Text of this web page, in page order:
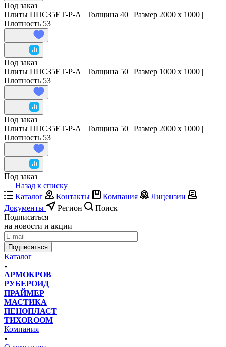
Под заказ
Плиты ППС35ЕТ-Р-А | Толщина 40 | Размер 2000 x 1000 |
Плотность 53
Под заказ
Плиты ППС35ЕТ-Р-А | Толщина 50 | Размер 1000 x 1000 |
Плотность 53
Под заказ
Плиты ППС35ЕТ-Р-А | Толщина 50 | Размер 2000 x 1000 |
Плотность 53
Под заказ
Назад к списку
Каталог
Контакты Компания
Лицензии
Документы
Регион
Поиск
Подписаться
на новости и акции
Подписаться
Каталог
АРМОКРОВ
РУБЕРОИД
ПРАЙМЕР
МАСТИКА
ПЕНОПЛАСТ
ТИХОROOM
Компания